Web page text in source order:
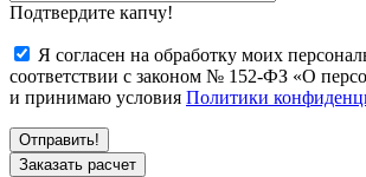
Подтвердите капчу!
Я согласен на обработку моих
соответствии с законом № 152-ФЗ «О
и принимаю условия Политики
Заказать расчет